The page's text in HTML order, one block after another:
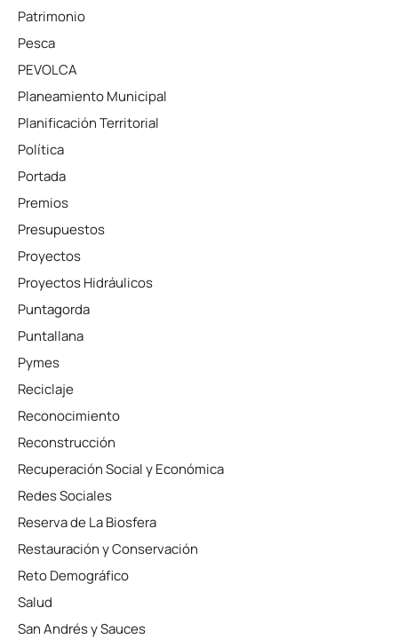
Patrimonio
Pesca
PEVOLCA
Planeamiento Municipal
Planificación Territorial
Política
Portada
Premios
Presupuestos
Proyectos
Proyectos Hidráulicos
Puntagorda
Puntallana
Pymes
Reciclaje
Reconocimiento
Reconstrucción
Recuperación Social y Económica
Redes Sociales
Reserva de La Biosfera
Restauración y Conservación
Reto Demográfico
Salud
San Andrés y Sauces